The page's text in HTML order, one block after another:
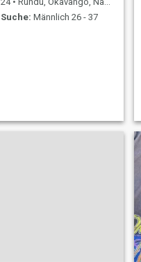
Suche: Männlich 26 - 37